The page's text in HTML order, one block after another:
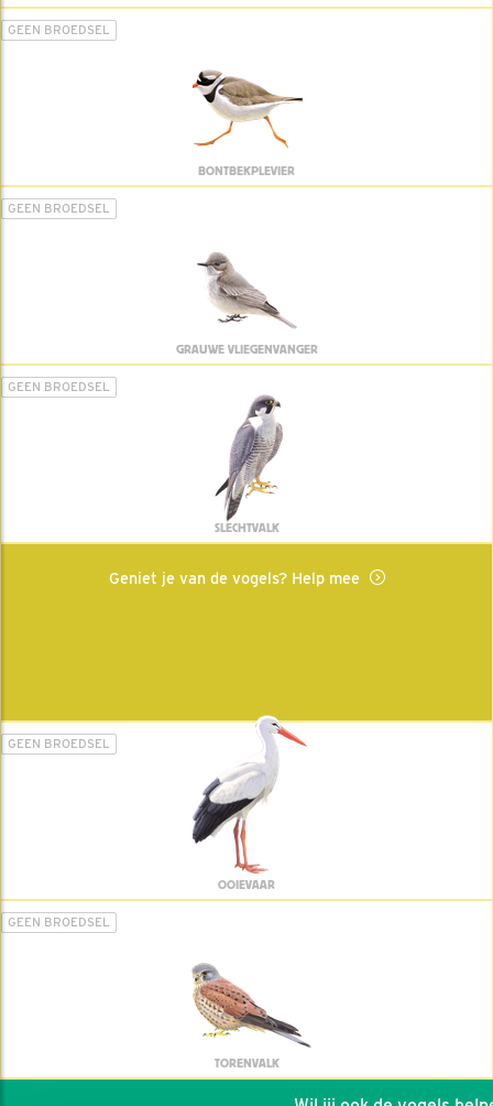
GEEN BROEDSEL
BONTBEKPLEVIER
GEEN BROEDSEL
GRAUWE VLIEGENVANGER
GEEN BROEDSEL
SLECHTVALK
Geniet je van de vogels? Help mee
GEEN BROEDSEL
OOIEVAAR
GEEN BROEDSEL
TORENVALK